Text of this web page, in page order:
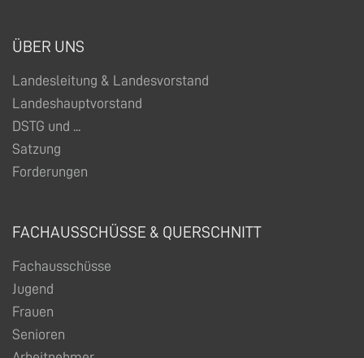
ÜBER UNS
Landesleitung & Landesvorstand
Landeshauptvorstand
DSTG und ...
Satzung
Forderungen
FACHAUSSCHÜSSE & QUERSCHNITT
Fachausschüsse
Jugend
Frauen
Senioren